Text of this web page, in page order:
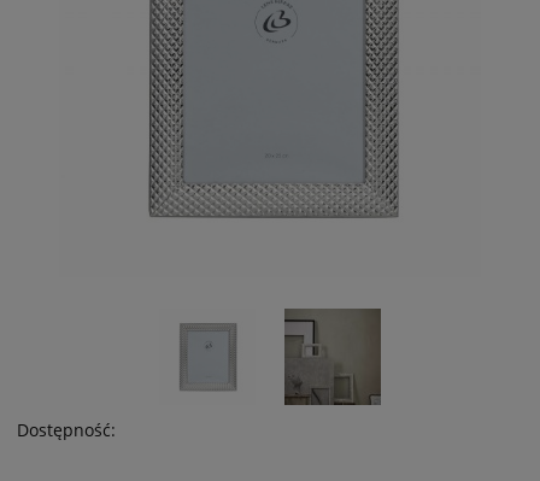
Dostępność: